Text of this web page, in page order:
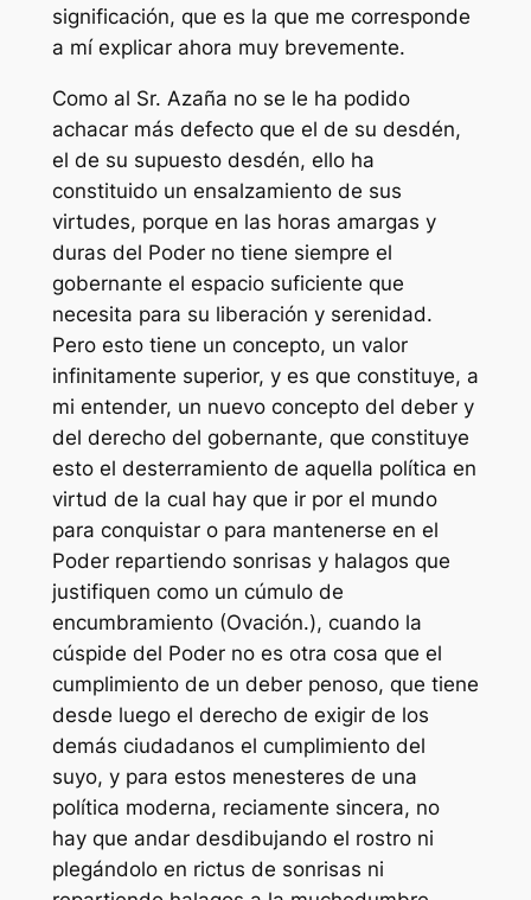
significación, que es la que me corresponde
a mí explicar ahora muy brevemente.
Como al Sr. Azaña no se le ha podido
achacar más defecto que el de su desdén,
el de su supuesto desdén, ello ha
constituido un ensalzamiento de sus
virtudes, porque en las horas amargas y
duras del Poder no tiene siempre el
gobernante el espacio suficiente que
necesita para su liberación y serenidad.
Pero esto tiene un concepto, un valor
infinitamente superior, y es que constituye, a
mi entender, un nuevo concepto del deber y
del derecho del gobernante, que constituye
esto el desterramiento de aquella política en
virtud de la cual hay que ir por el mundo
para conquistar o para mantenerse en el
Poder repartiendo sonrisas y halagos que
justifiquen como un cúmulo de
encumbramiento (Ovación.), cuando la
cúspide del Poder no es otra cosa que el
cumplimiento de un deber penoso, que tiene
desde luego el derecho de exigir de los
demás ciudadanos el cumplimiento del
suyo, y para estos menesteres de una
política moderna, reciamente sincera, no
hay que andar desdibujando el rostro ni
plegándolo en rictus de sonrisas ni